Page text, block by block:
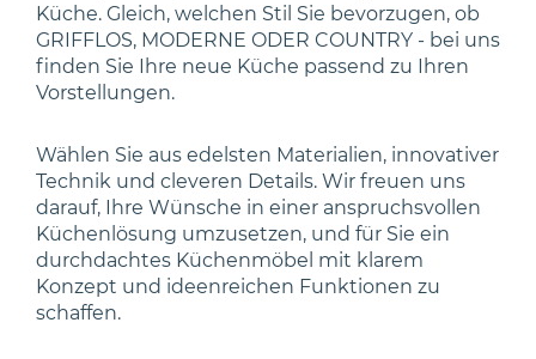
Küche. Gleich, welchen Stil Sie bevorzugen, ob
GRIFFLOS, MODERNE ODER COUNTRY - bei uns
finden Sie Ihre neue Küche passend zu Ihren
Vorstellungen.
Wählen Sie aus edelsten Materialien, innovativer
Technik und cleveren Details. Wir freuen uns
darauf, Ihre Wünsche in einer anspruchsvollen
Küchenlösung umzusetzen, und für Sie ein
durchdachtes Küchenmöbel mit klarem
Konzept und ideenreichen Funktionen zu
schaffen.